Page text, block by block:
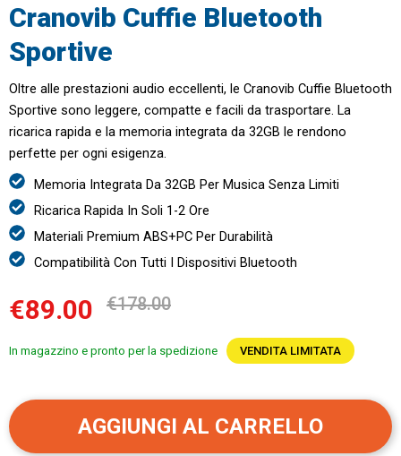
Cranovib Cuffie Bluetooth
Sportive
Oltre alle prestazioni audio eccellenti, le Cranovib Cuffie Bluetooth
Sportive sono leggere, compatte e facili da trasportare. La
ricarica rapida e la memoria integrata da 32GB le rendono
perfette per ogni esigenza.
Memoria Integrata Da 32GB Per Musica Senza Limiti
Ricarica Rapida In Soli 1-2 Ore
Materiali Premium ABS+PC Per Durabilità
Compatibilità Con Tutti I Dispositivi Bluetooth
€89.00 €178.00
In magazzino e pronto per la spedizione VENDITA LIMITATA
AGGIUNGI AL CARRELLO